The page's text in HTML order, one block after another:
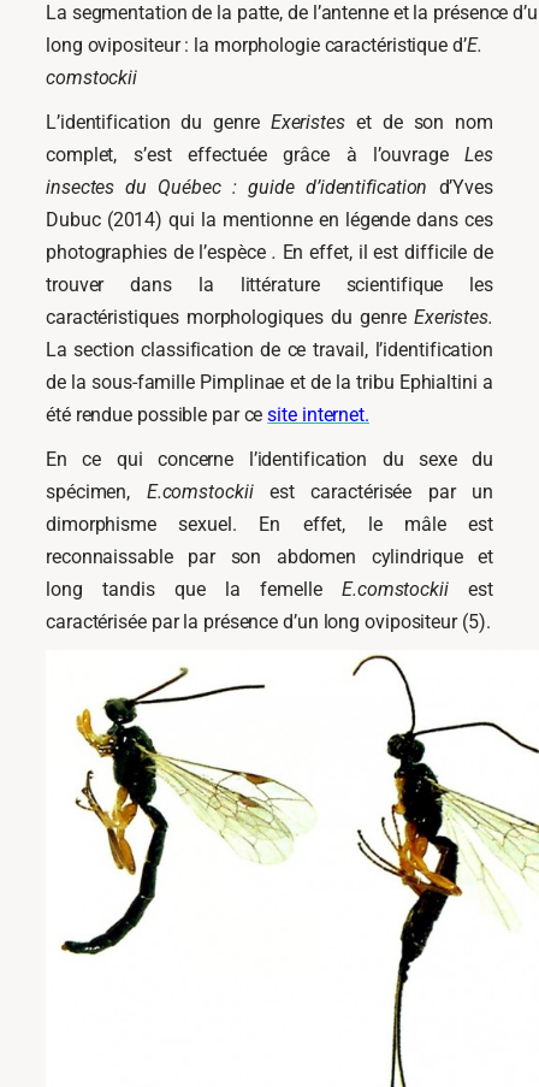
La segmentation de la patte, de l’antenne et la présence
long ovipositeur : la morphologie caractéristique d’E.
comstockii
L’identification du genre Exeristes et de son nom
complet, s’est effectuée grâce
à l’ouvrage
Les
insectes du Québec : guide d’identification d’Yves
Dubuc (2014) qui la mentionne en légende dans ces
photographies de l’espèce. En effet, il est difficile de
trouver dans la littérature scientifique les
caractéristiques morphologiques du genre Exeristes.
La section classification de ce travail, l’identification
de la sous-famille Pimplinae et de la tribu Ephialtini a
été rendue possible par cesite internet.
En ce qui concerne l’identification du sexe du
spécimen, E.comstockiiest caractérisée par un
dimorphisme sexuel. En effet, le mâle est
reconnaissable par son abdomen cylindrique et
long tandis que la femelleE.comstockiiest
caractérisée par la présence d’un long ovipositeur (5).